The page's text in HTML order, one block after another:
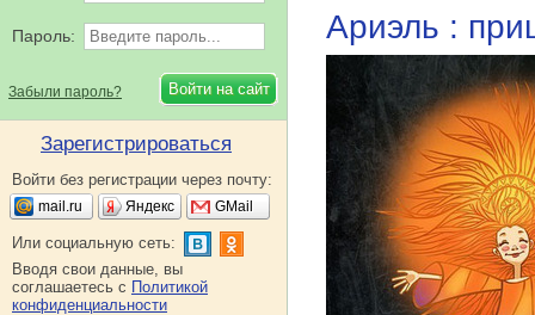
Ариэль :
Пароль:
Забыли пароль?
Зарегистрироваться
Войти без регистрации через почту:
mail.ru Яндекс GMail
Или социальную сеть:
Вводя свои данные, вы
соглашаетесь с Политикой
конфиденциальности